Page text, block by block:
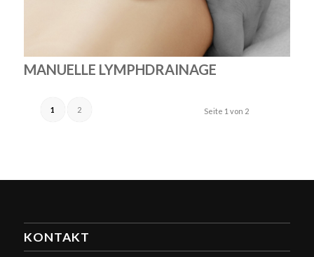
MANUELLE LYMPHDRAINAGE
Seite 1 von 2
1 2
KONTAKT